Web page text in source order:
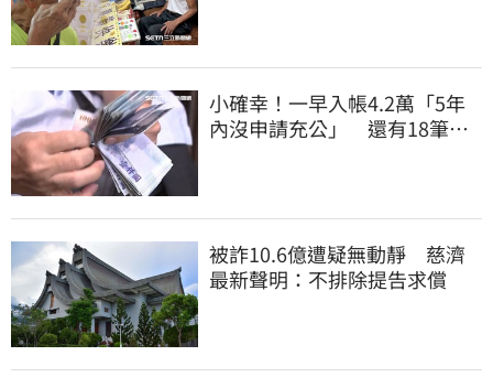
小確幸！一早入帳4.2萬「5年
內沒申請充公」 還有18筆錢
被詐10.6億遭疑無動靜 慈濟
最新聲明：不排除提告求償